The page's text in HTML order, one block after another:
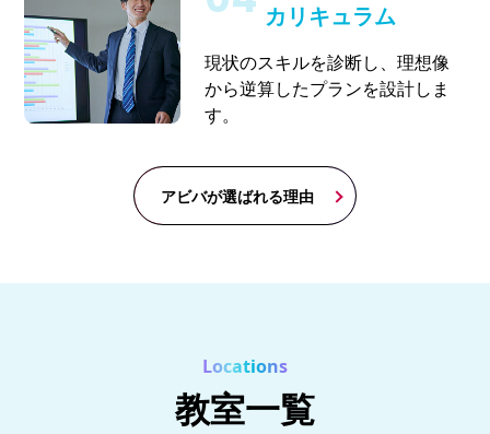
カリキュラム
現状のスキルを診断し、理想像
から逆算したプランを設計しま
す。
アビバが選ばれる理由
Locations
教室一覧